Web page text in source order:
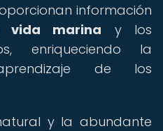
información
vida marina y los
enriqueciendo la
de los
y la abundante